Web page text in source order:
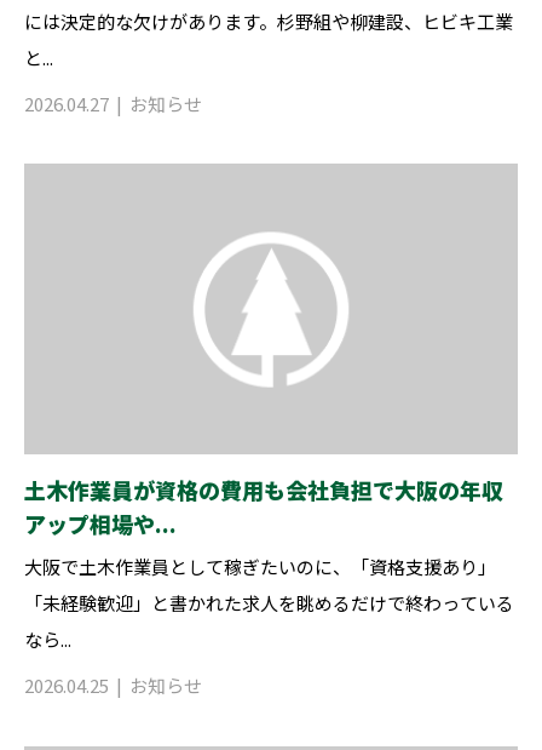
には決定的な欠けがあります。杉野組や柳建設、ヒビキ工業
と...
2026.04.27
お知らせ
土木作業員が資格の費用も会社負担で大阪の年収
アップ相場や...
大阪で土木作業員として稼ぎたいのに、「資格支援あり」
「未経験歓迎」と書かれた求人を眺めるだけで終わっている
なら...
2026.04.25
お知らせ